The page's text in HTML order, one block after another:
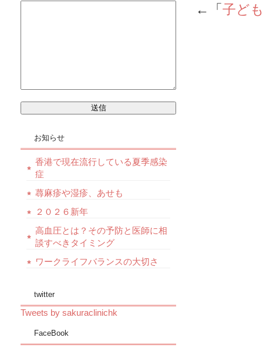
←「子ど
お知らせ
香港で現在流行している夏季感染
症
蕁麻疹や湿疹、あせも
２０２６新年
高血圧とは？その予防と医師に相
談すべきタイミング
ワークライフバランスの大切さ
twitter
Tweets by sakuraclinichk
FaceBook